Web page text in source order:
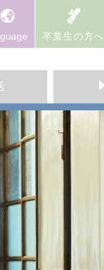
卒業生の方へ